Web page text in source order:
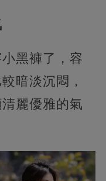
黑褲了，容
暗淡沉悶，
麗優雅的氣